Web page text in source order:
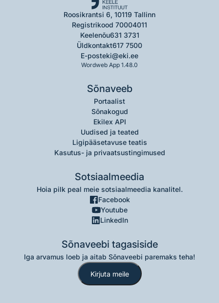
Roosikrantsi 6, 10119 Tallinn
Registrikood 70004011
Keelenõu631 3731
Üldkontakt617 7500
E-posteki@eki.ee
Wordweb App 1.48.0
Sõnaveeb
Portaalist
Sõnakogud
Ekilex API
Uudised ja teated
Ligipääsetavuse teatis
Kasutus- ja privaatsustingimused
Sotsiaalmeedia
Hoia pilk peal meie sotsiaalmeedia kanalitel.
Facebook
Youtube
LinkedIn
Sõnaveebi tagasiside
Iga arvamus loeb ja aitab Sõnaveebi paremaks teha!
Kirjuta meile